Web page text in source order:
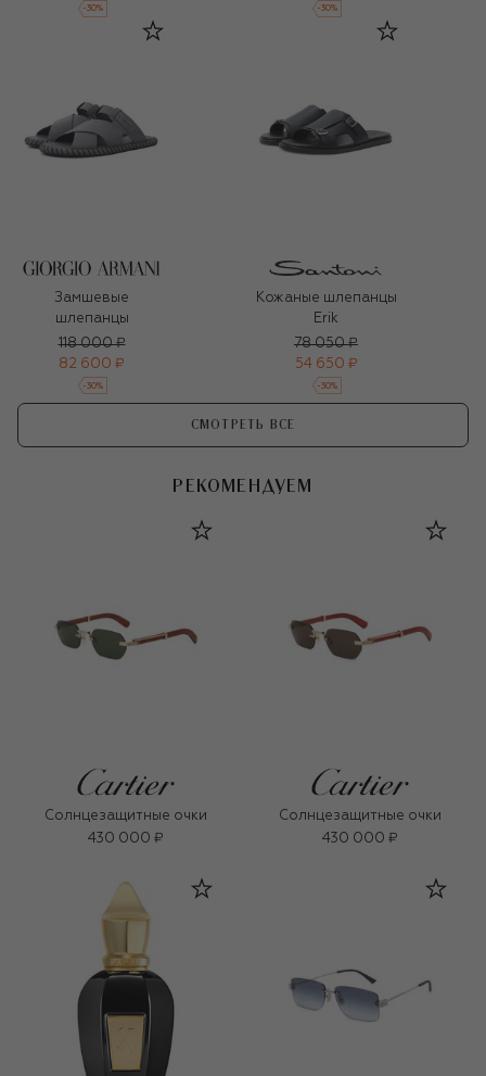
-30% -30%
Замшевые
шлепанцы
118 000 ₽
82 600 ₽
-30%
Кожаные шлепанцы
Erik
78 050 ₽
54 650 ₽
-30%
СМОТРЕТЬ ВСЕ
РЕКОМЕНДУЕМ
Солнцезащитные очки
430 000 ₽
Солнцезащитные очки
430 000 ₽